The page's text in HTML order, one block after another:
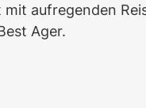
aufregenden
Ager.